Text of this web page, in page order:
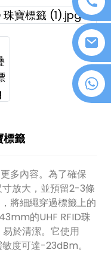
標籤
多內容。為了確保
放大，並預留2-3條
將細繩穿過標籤上的
的UHF RFID珠
於清潔。它使用
度可達-23dBm。